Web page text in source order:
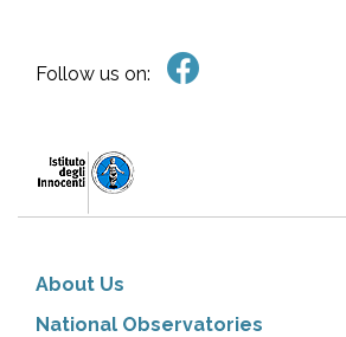
Follow us on:
About Us
National Observatories